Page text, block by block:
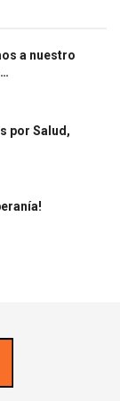
a nuestro
por Salud,